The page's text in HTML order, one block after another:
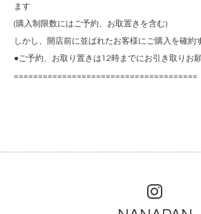
ます
(購入制限数にはご予約、お取置きを含む)
しかし、開店前に並ばれたお客様にご購入を確約
●ご予約、お取り置きは12時までにお引き取りお
======================================